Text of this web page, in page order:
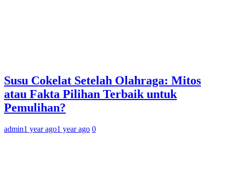
Susu Cokelat Setelah Olahraga: Mitos
atau Fakta Pilihan Terbaik untuk
Pemulihan?
admin1 year ago1 year ago 0